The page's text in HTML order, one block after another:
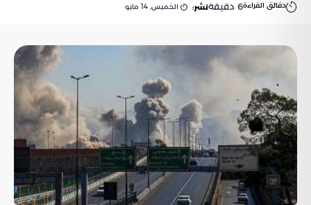
دقائق القراءة6 دقيقةنشر: الخميس, 14 مايو